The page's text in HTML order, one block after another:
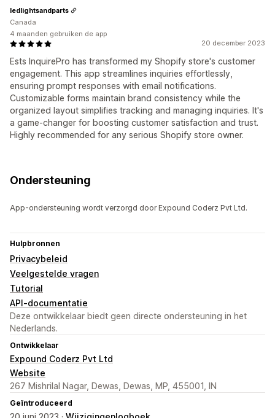
20 december 2023
Ests InquirePro has transformed my Shopify store's customer
engagement. This app streamlines inquiries effortlessly,
ensuring prompt responses with email notifications.
Customizable forms maintain brand consistency while the
organized layout simplifies tracking and managing inquiries. It's
a game-changer for boosting customer satisfaction and trust.
Highly recommended for any serious Shopify store owner.
ledlightsandparts
Canada
4 maanden gebruiken de app
Ondersteuning
App-ondersteuning wordt verzorgd door Expound Coderz Pvt Ltd.
Hulpbronnen
Privacybeleid
Veelgestelde vragen
Tutorial
API-documentatie
Deze ontwikkelaar biedt geen directe ondersteuning in het
Nederlands.
Ontwikkelaar
Expound Coderz Pvt Ltd
Website
267 Mishrilal Nagar, Dewas, Dewas, MP, 455001, IN
Geïntroduceerd